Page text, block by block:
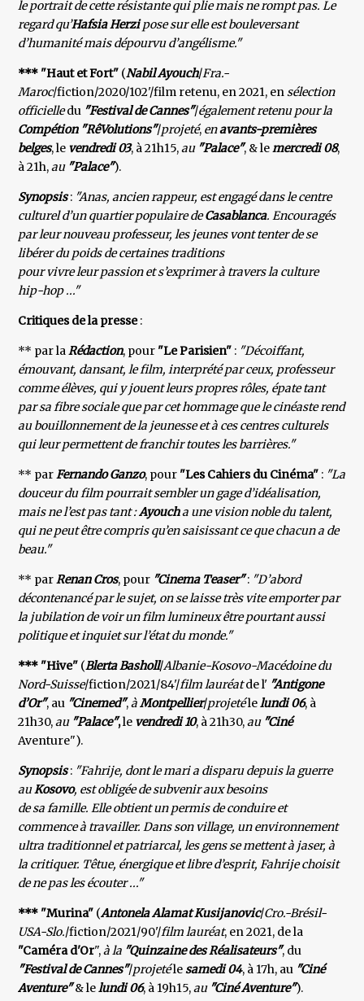
le portrait de cette résistante qui plie mais ne rompt pas. Le
regard qu’Hafsia Herzipose sur elle est bouleversant
d’humanité mais dépourvu d’angélisme."
*** "Haut et Fort" (Nabil Ayouch/Fra.-
Maroc/fiction/2020/102'/film retenu, en 2021, ensélection
officielledu "Festival de Cannes"/également retenu pour la
Compétion "RêVolutions"​/projeté, enavants-premières
belges, le vendredi 03, à 21h15,au "Palace", & lemercredi 08,
à 21h,au "Palace").
Synopsis: "Anas, ancien rappeur, est engagé dans le centre
culturel d’un quartier populaire deCasablanca. Encouragés
par leur nouveau professeur, les jeunes vont tenter de se
libérer du poids de certaines traditions
pour vivre leur passion et s’exprimer à travers la culture
hip-hop ..."
Critiques de la presse:
** par laRédaction, pour "Le Parisien" : "Décoiffant,
émouvant, dansant, le film, interprété par ceux, professeur
comme élèves, qui y jouent leurs propres rôles, épate tant
par sa fibre sociale que par cet hommage que le cinéaste rend
au bouillonnement de la jeunesse et à ces centres culturels
qui leur permettent de franchir toutes les barrières."
** parFernando Ganzo, pour "Les Cahiers du Cinéma" : "La
douceur du film pourrait sembler un gage d’idéalisation,
mais ne l’est pas tant :Ayoucha une vision noble du talent,
qui ne peut être compris qu’en saisissant ce que chacun a de
beau."
** parRenan Cros, pour "Cinema Teaser": "D’abord
décontenancé par le sujet, on se laisse très vite emporter par
la jubilation de voir un film lumineux être pourtant aussi
politique et inquiet sur l’état du monde."
*** "Hive" (Blerta Basholl/Albanie-Kosovo-Macédoine du
Nord-Suisse/fiction/2021/84'/film lauréatde l' "Antigone
d’Or", au "Cinemed",àMontpellier/projetélelundi 06, à
21h30,au "Palace",le vendredi 10, à 21h30,au"Ciné
Aventure").
Synopsis: "Fahrije, dont le mari a disparu depuis la guerre
auKosovo, est obligée de subvenir aux besoins
de sa famille. Elle obtient un permis de conduire et
commence à travailler. Dans son village, un environnement
ultra traditionnel et patriarcal, les gens se mettent à jaser, à
la critiquer. Têtue, énergique et libre d’esprit, Fahrije choisit
de ne pas les écouter ..."
*** "Murina" (Antonela Alamat Kusijanovic/Cro.-Brésil-
USA-Slo./fiction/2021/90'/film lauréat, en 2021, de la
"Caméra d'Or",à la "Quinzaine des Réalisateurs", du
"Festival de Cannes"/projetélesamedi 04, à 17h, au "Ciné
Aventure"& lelundi 06, à 19h15,au "Ciné Aventure").